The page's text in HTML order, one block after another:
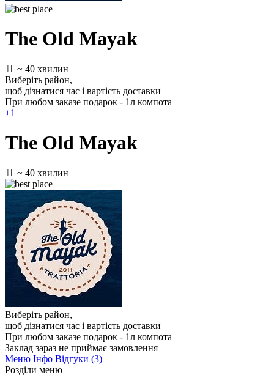
The Old Mayak
~ 40 хвилин
Виберіть район,
щоб дізнатися час і вартість доставки
При любом заказе подарок - 1л компота
+1
The Old Mayak
~ 40 хвилин
Виберіть район,
щоб дізнатися час і вартість доставки
При любом заказе подарок - 1л компота
Заклад зараз не приймає замовлення
Меню Інфо Відгуки (3)
Розділи меню